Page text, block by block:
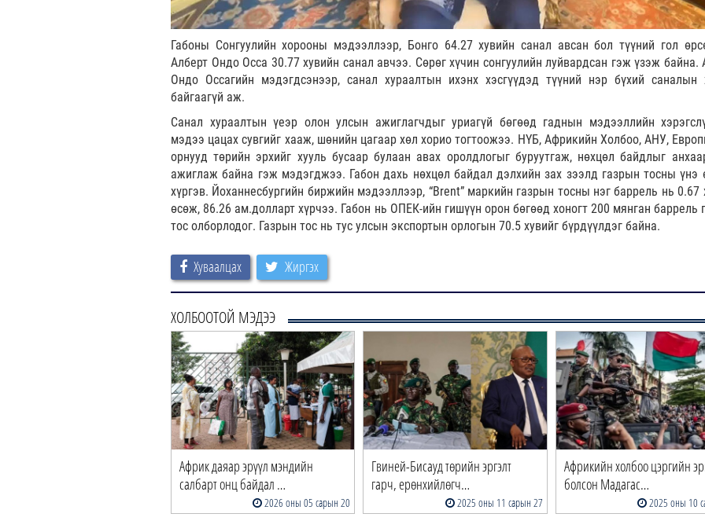
Габоны Сонгуулийн хорооны мэдээллээр, Бонго 64.27 хувийн санал авсан бол түүний гол
Алберт Ондо Осса 30.77 хувийн санал авчээ. Сөрөг хүчин сонгуулийн луйвардсан гэж үзэж байна.
Ондо Оссагийн мэдэгдсэнээр, санал хураалтын ихэнх хэсгүүдэд түүний нэр бүхий саналын
байгаагүй аж.
Санал хураалтын үеэр олон улсын ажиглагчдыг уриагүй бөгөөд гаднын мэдээллийн
мэдээ цацах сувгийг хааж, шөнийн цагаар хөл хорио тогтоожээ. НҮБ, Африкийн Холбоо, АНУ,
орнууд төрийн эрхийг хууль бусаар булаан авах оролдлогыг буруутгаж, нөхцөл байдлыг
ажиглаж байна гэж мэдэгджээ. Габон дахь нөхцөл байдал дэлхийн зах зээлд газрын тосны үнэ
хүргэв. Йоханнесбургийн биржийн мэдээллээр, “Brent” маркийн газрын тосны нэг баррель нь 0.67
өсөж, 86.26 ам.долларт хүрчээ. Габон нь ОПЕК-ийн гишүүн орон бөгөөд хоногт 200 мянган баррель
тос олборлодог. Газрын тос нь тус улсын экспортын орлогын 70.5 хувийг бүрдүүлдэг байна.
Хуваалцах Жиргэх
ХОЛБООТОЙ МЭДЭЭ
Африк даяар эрүүл мэндийн
салбарт онц байдал …
2026 оны 05 сарын 20
Гвиней-Бисауд төрийн эргэлт
гарч, ерөнхийлөгч…
2025 оны 11 сарын 27
Африкийн холбоо цэргийн
болсон Мадагас…
2025 оны 10